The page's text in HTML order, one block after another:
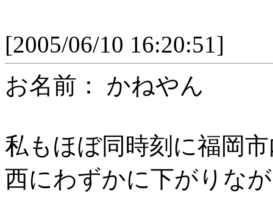
[2005/06/10 16:20:51]
お名前： かねやん
私もほぼ同時刻に福岡
西にわずかに下がりな